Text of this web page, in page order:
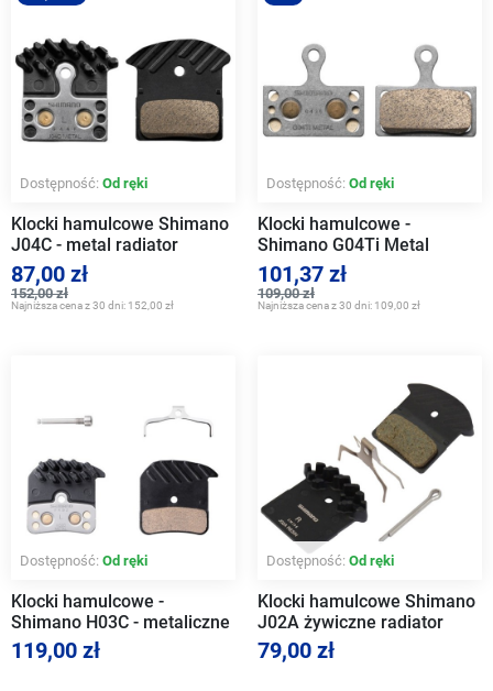
Dostępność: Od ręki
Klocki hamulcowe Shimano
J04C - metal radiator
87,00 zł
152,00 zł
Najniższa cena z 30 dni: 152,00 zł
Dostępność: Od ręki
Klocki hamulcowe -
Shimano G04Ti Metal
101,37 zł
109,00 zł
Najniższa cena z 30 dni: 109,00 zł
Dostępność: Od ręki
Klocki hamulcowe -
Shimano H03C - metaliczne
z radiatorem
119,00 zł
Dostępność: Od ręki
Klocki hamulcowe Shimano
J02A żywiczne radiator
79,00 zł